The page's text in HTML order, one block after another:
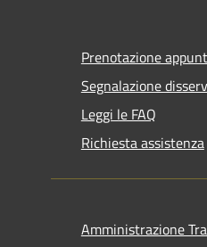
Prenotazione
Segnalazione
Leggi le FAQ
Richiesta assistenza
Amministrazione